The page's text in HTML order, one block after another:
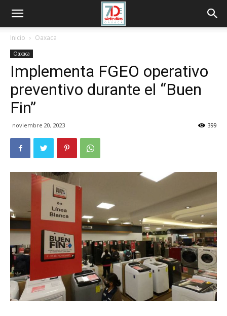
Inicio Oaxaca
Oaxaca
Implementa FGEO operativo
preventivo durante el “Buen
Fin”
noviembre 20, 2023 399